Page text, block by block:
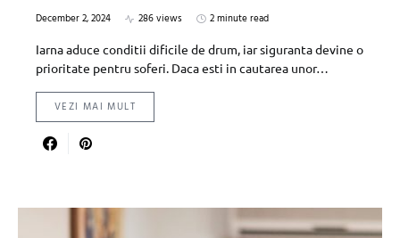
December 2, 2024 286 views
2 minute read
Iarna aduce conditii dificile de drum, iar siguranta devine o
prioritate pentru soferi. Daca esti in cautarea unor…
VEZI MAI MULT